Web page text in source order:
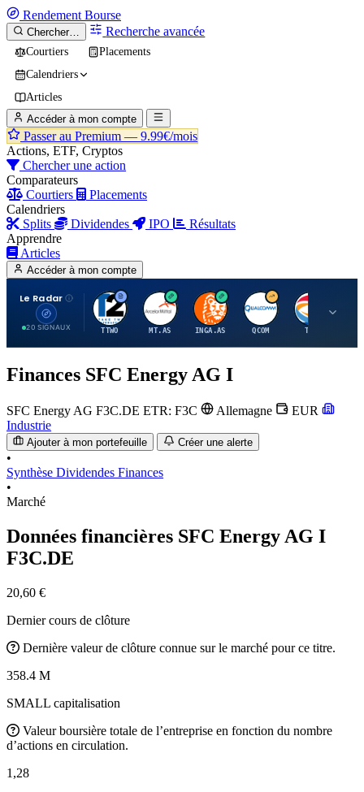
Rendement Bourse
Chercher… Recherche avancée
Courtiers
Placements
Calendriers
Articles
Accéder à mon compte
Passer au Premium — 9.99€/mois
Actions, ETF, Cryptos
Chercher une action
Comparateurs
Courtiers
Placements
Calendriers
Splits
Dividendes IPO
Résultats
Apprendre
Articles
Accéder à mon compte
Le Radar
20 SIGNAUX
T
TTWO
A
MT.AS
I
INGA.AS
Q
QCOM
T
TTE
Finances SFC Energy AG I
SFC Energy AG F3C.DE ETR: F3C Allemagne
EUR
Industrie
Ajouter à mon portefeuille Créer une alerte
•
Synthèse Dividendes Finances
•
Marché
Données financières SFC Energy AG I
F3C.DE
20,60 €
Dernier cours de clôture
Dernière valeur de clôture connue sur le marché pour ce titre.
358.4 M
SMALL capitalisation
Valeur boursière totale de l’entreprise en fonction du nombre
d’actions en circulation.
1,28